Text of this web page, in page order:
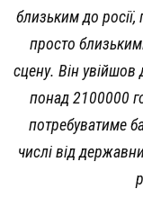
близьким до
просто
сцену. Він
понад 2100000
потребуватиме
числі від